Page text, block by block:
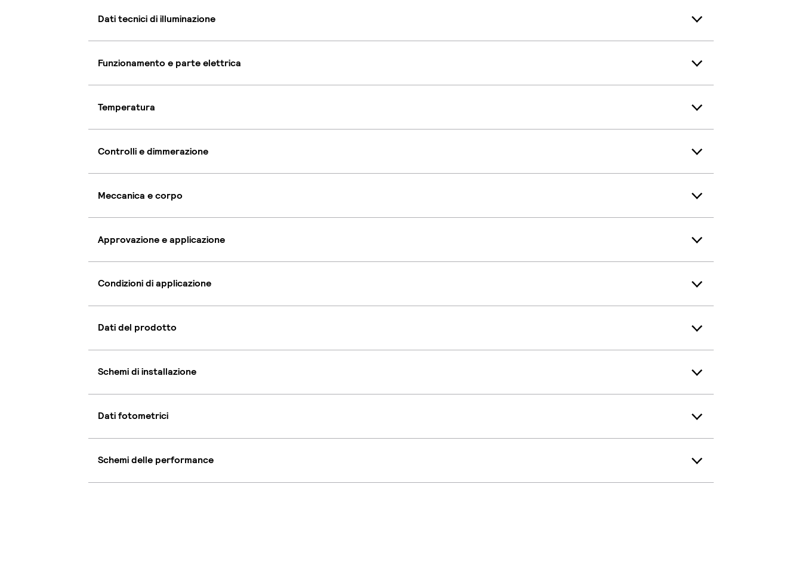
Dati tecnici di illuminazione
Funzionamento e parte elettrica
Temperatura
Controlli e dimmerazione
Meccanica e corpo
Approvazione e applicazione
Condizioni di applicazione
Dati del prodotto
Schemi di installazione
Dati fotometrici
Schemi delle performance